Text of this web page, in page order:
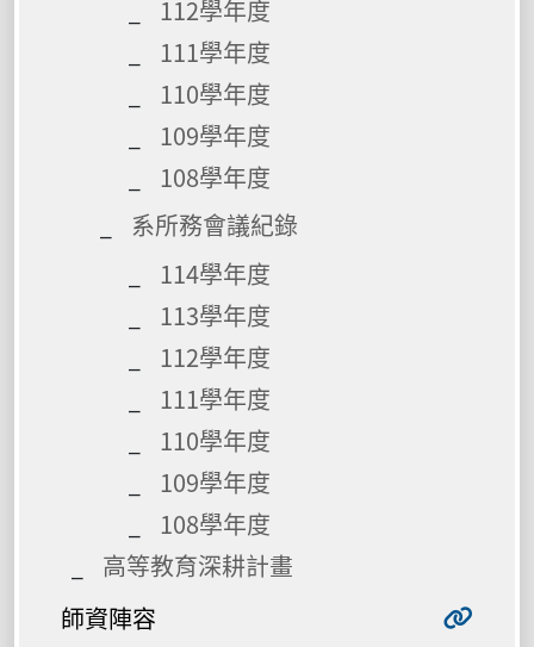
112學年度
111學年度
110學年度
109學年度
108學年度
系所務會議紀錄
114學年度
113學年度
112學年度
111學年度
110學年度
109學年度
108學年度
高等教育深耕計畫
師資陣容